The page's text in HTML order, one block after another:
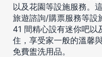
以及花園等設施服務。
旅遊諮詢/購票服務等設
41 間精心設有迷你吧以
住，享受家一般的溫馨
免費盥洗用品。